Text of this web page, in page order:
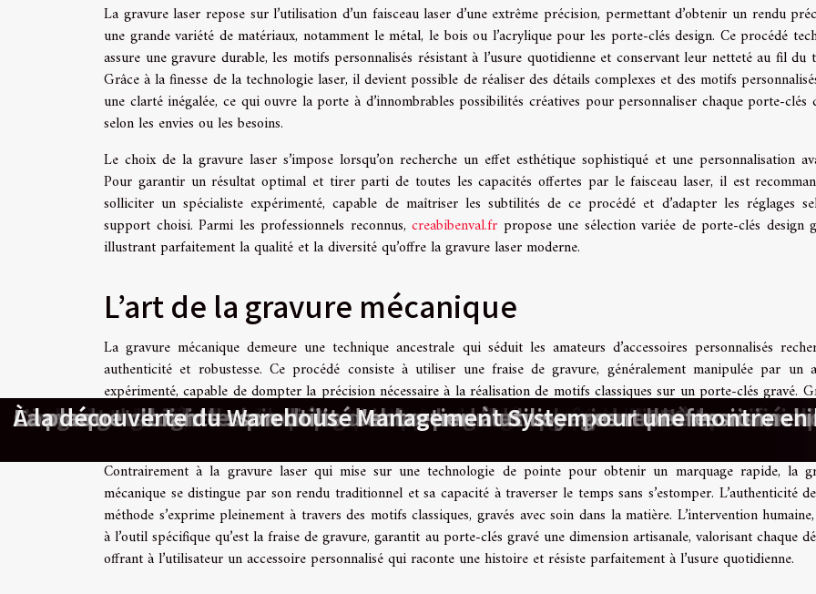
La gravure laser repose sur l’utilisation d’un faisceau laser d’une extrême précision, permettant d’obtenir un rendu
une grande variété de matériaux, notamment le métal, le bois ou l’acrylique pour les porte-clés design. Ce procédé
assure une gravure durable, les motifs personnalisés résistant à l’usure quotidienne et conservant leur netteté au fil du
Grâce à la finesse de la technologie laser, il devient possible de réaliser des détails complexes et des motifs
une clarté inégalée, ce qui ouvre la porte à d’innombrables possibilités créatives pour personnaliser chaque porte-clés
selon les envies ou les besoins.
Le choix de la gravure laser s’impose lorsqu’on recherche un effet esthétique sophistiqué et une personnalisation
Pour garantir un résultat optimal et tirer parti de toutes les capacités offertes par le faisceau laser, il est
solliciter un spécialiste expérimenté, capable de maîtriser les subtilités de ce procédé et d’adapter les réglages
support choisi. Parmi les professionnels reconnus, creabibenval.fr propose une sélection variée de porte-clés design
illustrant parfaitement la qualité et la diversité qu’offre la gravure laser moderne.
L’art de la gravure mécanique
La gravure mécanique demeure une technique ancestrale qui séduit les amateurs d’accessoires personnalisés
authenticité et robustesse. Ce procédé consiste à utiliser une fraise de gravure, généralement manipulée par un
expérimenté, capable de dompter la précision nécessaire à la réalisation de motifs classiques sur un porte-clés gravé.
la pression maîtrisée et à la finesse du geste, chaque accessoire personnalisé bénéficie d’une profondeur et d’un relief
conférant à la personnalisation porte-clés un caractère durable, indémodable et tactile.
Contrairement à la gravure laser qui mise sur une technologie de pointe pour obtenir un marquage rapide, la
mécanique se distingue par son rendu traditionnel et sa capacité à traverser le temps sans s’estomper. L’authenticité
méthode s’exprime pleinement à travers des motifs classiques, gravés avec soin dans la matière. L’intervention
à l’outil spécifique qu’est la fraise de gravure, garantit au porte-clés gravé une dimension artisanale, valorisant chaque
offrant à l’utilisateur un accessoire personnalisé qui raconte une histoire et résiste parfaitement à l’usure quotidienne.
De l’avis d’utilisateurs à la preuve scientifique : la frontière des tests
Le maquillage nomade : entre innovation et soin de la peau
Climatisation chez soi : ces détails auxquels on ne pense jamais
Étapes clés pour le choix de matériaux durables en construction
Comment optimiser l'énergie avec des appareils de gestion à distance ?
L'importance de l'entretien régulier des panneaux solaires pour
Comment la formation en ligne modifie l'apprentissage dans la
Comment la technologie quantique transforme le secteur économique
Stockage de données écologique solutions émergentes pour un avenir
Exploration des avantages de la technologie quantique pour l'avenir
Peut-on communiquer sans parler ?
Exploration des avantages des chatbots basés sur l'intelligence
L'importance des galeries d'art dans la conservation de l'estampe
Guide complet pour choisir la meilleure caméra espion discrète
Maximiser l'efficacité de votre pratique en ligne grâce au SEO
Évolution des écoles de formation pour influenceurs dans l'ère
Les avantages de la technologie infrarouge dans les jumelles de vision
L'impact du bilan de compétences sur le développement professionnel
Les gadgets high-tech indispensables pour les voyages
Comment choisir les produits d'entretien à utiliser pour une montre en
La plaque vibrante : son utilité
À la découverte du Warehouse Management System